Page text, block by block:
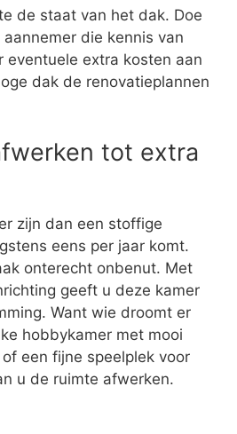
de staat van het dak. Doe
die kennis van
eventuele extra kosten aan
dak de renovatieplannen
tot extra
zijn dan een stoffige
eens per jaar komt.
onterecht onbenut. Met
geeft u deze kamer
Want wie droomt er
hobbykamer met mooi
een fijne speelplek voor
u de ruimte afwerken.